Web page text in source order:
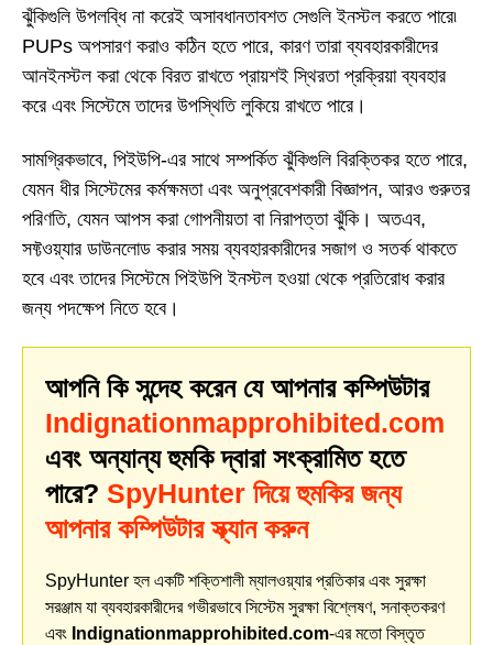
ঝুঁকিগুলি উপলব্ধি না করেই অসাবধানতাবশত সেগুলি ইনস্টল করতে পারে৷
PUPs অপসারণ করাও কঠিন হতে পারে, কারণ তারা ব্যবহারকারীদের
আনইনস্টল করা থেকে বিরত রাখতে প্রায়শই স্থিরতা প্রক্রিয়া ব্যবহার
করে এবং সিস্টেমে তাদের উপস্থিতি লুকিয়ে রাখতে পারে।
সামগ্রিকভাবে, পিইউপি-এর সাথে সম্পর্কিত ঝুঁকিগুলি বিরক্তিকর হতে পারে,
যেমন ধীর সিস্টেমের কর্মক্ষমতা এবং অনুপ্রবেশকারী বিজ্ঞাপন, আরও গুরুতর
পরিণতি, যেমন আপস করা গোপনীয়তা বা নিরাপত্তা ঝুঁকি। অতএব,
সফ্টওয়্যার ডাউনলোড করার সময় ব্যবহারকারীদের সজাগ ও সতর্ক থাকতে
হবে এবং তাদের সিস্টেমে পিইউপি ইনস্টল হওয়া থেকে প্রতিরোধ করার
জন্য পদক্ষেপ নিতে হবে।
আপনি কি সন্দেহ করেন যে আপনার কম্পিউটার
Indignationmapprohibited.com
এবং অন্যান্য হুমকি দ্বারা সংক্রামিত হতে
পারে? SpyHunter দিয়ে হুমকির জন্য
আপনার কম্পিউটার স্ক্যান করুন
SpyHunter হল একটি শক্তিশালী ম্যালওয়্যার প্রতিকার এবং সুরক্ষা
সরঞ্জাম যা ব্যবহারকারীদের গভীরভাবে সিস্টেম সুরক্ষা বিশ্লেষণ, সনাক্তকরণ
এবং Indignationmapprohibited.com-এর মতো বিস্তৃত